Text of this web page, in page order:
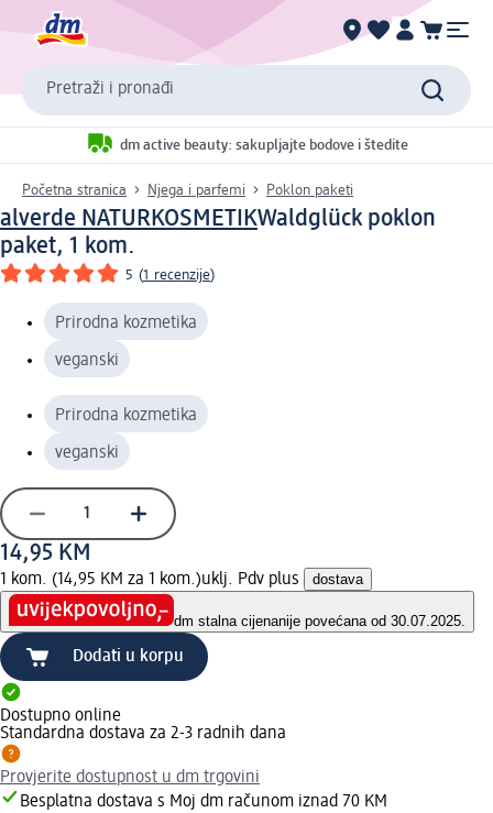
Pretraži i pronađi
dm active beauty: sakupljajte bodove i štedite
Početna stranica Njega i parfemi Poklon paketi
alverde NATURKOSMETIKWaldglück poklon
paket, 1 kom.
5 (1 recenzije)
Prirodna kozmetika
veganski
Prirodna kozmetika
veganski
14,95 KM
1 kom. (14,95 KM za 1 kom.)uklj. Pdv plus dostava
dm stalna cijenanije povećana od 30.07.2025.
Dodati u korpu
Dostupno online
Standardna dostava za 2-3 radnih dana
Provjerite dostupnost u dm trgovini
Besplatna dostava s Moj dm računom iznad 70 KM